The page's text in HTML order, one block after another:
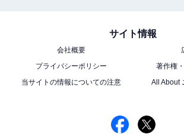
サイト情報
会社概要
プライバシーポリシー
著作権
当サイトの情報についての注意
All About